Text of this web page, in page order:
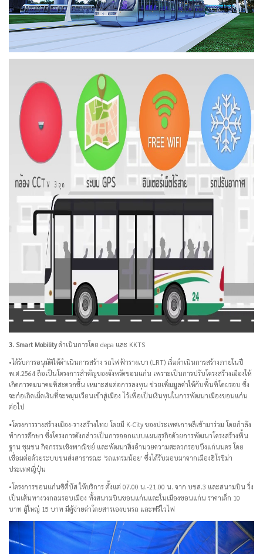
3. Smart Mobilityดำเนินการโดย depa และ KKTS
•ได้รับการอนุมัติให้ดำเนินการสร้าง รถไฟฟ้ารางเบา (LRT) เริ่มดำเนินการสร้างภายในปี
พ.ศ.2564 ถือเป็นโครงการสำคัญของจังหวัดขอนแก่น เพราะเป็นการปรับโครงสร้างเมืองให้
เกิดการคมนาคมที่สะดวกขึ้น เหมาะสมต่อการลงทุน ช่วยเพิ่มมูลค่าให้กับพื้นที่โดยรอบ ซึ่ง
จะก่อเกิดเม็ดเงินที่จะหมุนเวียนเข้าสู่เมือง ไว้เพื่อเป็นเงินทุนในการพัฒนาเมืองขอนแก่น
ต่อไป
•โครงการรางสร้างเมือง-รางสร้างไทย โดยมี K-City ของประเทศเกาหลีเข้ามาร่วม โดยกำลัง
ทำการศึกษา ซึ่งโครงการดังกล่าวเป็นการออกแบบแผนธุรกิจด้วยการพัฒนาโครงสร้างพื้น
ฐาน ชุมชน กิจกรรมเชิงพาณิชย์ และพัฒนาสิ่งอำนวยความสะดวกรอบบึงแก่นนคร โดย
เชื่อมต่อด้วยระบบขนส่งสาธารณะ ‘รถแทรมน้อย’ ซึ่งได้รับมอบมาจากเมืองฮิโรชิม่า
ประเทศญี่ปุ่น
•โครงการขอนแก่นซิตี้บัส ให้บริการ ตั้งแต่ 07.00 น.-21.00 น. จาก บขส.3 และสนามบิน วิ่ง
เป็นเส้นทางวงกลมรอบเมือง ทั้งสนามบินขอนแก่นและในเมืองขอนแก่น ราคาเด็ก 10
บาท ผู้ใหญ่ 15 บาท มีตู้จ่ายค่าโดยสารเองบนรถ และฟรีไวไฟ